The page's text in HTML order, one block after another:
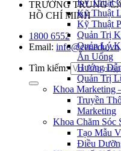
TRƯỜNG TRUNG
HỒ CHÍ MINH
1800 6552
Email: info@cet.edu.vn
Tìm kiếm:
Kỹ Thuật
Kỹ Thuật
Kỹ Thuật
Quản Trị
Quản Lý
Ăn Uống
Hướng
Quản Trị
Khoa Marketing
Truyền
Marketing
Khoa Chăm Sóc
Tạo Mẫu
Điều